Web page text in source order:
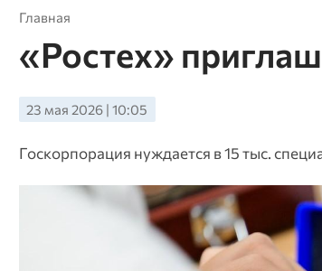
Главная
«Ростех»
23 мая 2026 | 10:05
Госкорпорация нуждается в 15 тыс.